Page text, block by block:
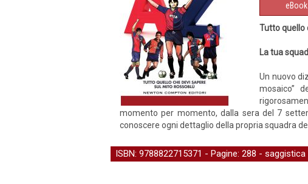
eBook
Tutto quello
La tua
Un nuovo
mosaico”
momento per momento, dalla sera del 7
conoscere ogni dettaglio della propria squadra
ISBN: 9788822715371 - Pagine: 288 - saggistica